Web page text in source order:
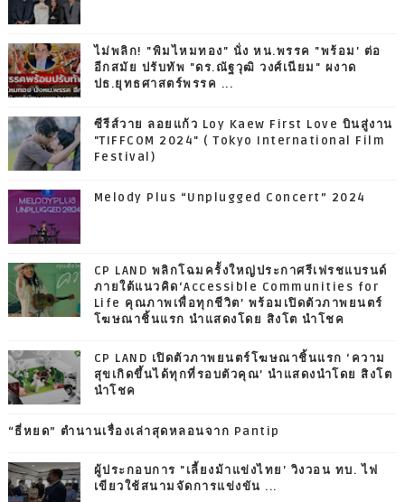
ไม่พลิก! "พิมไหมทอง" นั่ง หน.พรรค "พร้อม' ต่อ
อีกสมัย ปรับทัพ "ดร.ณัฐวุฒิ วงศ์เนียม" ผงาด
ปธ.ยุทธศาสตร์พรรค ...
ซีรีส์วาย ลอยแก้ว Loy Kaew First Love บินสู่งาน
"TIFFCOM 2024" ( Tokyo International Film
Festival)
Melody Plus “Unplugged Concert” 2024
CP LAND พลิกโฉมครั้งใหญ่ประกาศรีเฟรชแบรนด์
ภายใต้แนวคิด‘Accessible Communities for
Life คุณภาพเพื่อทุกชีวิต’ พร้อมเปิดตัวภาพยนตร์
โฆษณาชิ้นแรก นำแสดงโดย สิงโต นำโชค
CP LAND เปิดตัวภาพยนตร์โฆษณาชิ้นแรก ‘ความ
สุขเกิดขึ้นได้ทุกที่รอบตัวคุณ’ นำแสดงนำโดย สิงโต
นำโชค
“ธี่หยด” ตำนานเรื่องเล่าสุดหลอนจาก Pantip
ผู้ประกอบการ "เลี้ยงม้าแข่งไทย' วิงวอน ทบ. ไฟ
เขียวใช้สนามจัดการแข่งขัน ...